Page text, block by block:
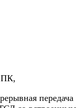
ПК,
передача